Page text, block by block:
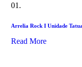
01.
Arrelia Rock I Unidade
Read More